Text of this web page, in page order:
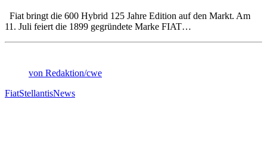
Fiat bringt die 600 Hybrid 125 Jahre Edition auf den Markt. Am
11. Juli feiert die 1899 gegründete Marke FIAT…
von Redaktion/cwe
FiatStellantisNews